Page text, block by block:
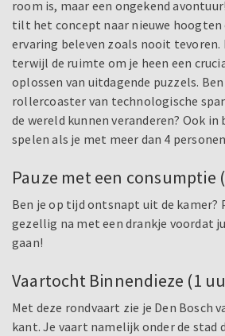
room is, maar een ongekend
tilt het concept naar nieuwe hoogten
ervaring beleven zoals nooit tevoren.
terwijl de ruimte om je heen een
oplossen van uitdagende puzzels.
rollercoaster van technologische
de wereld kunnen veranderen? Ook
spelen als je met meer dan 4
Pauze met een consumptie
Ben je op tijd ontsnapt uit de kamer?
gezellig na met een drankje voordat
gaan!
Vaartocht Binnendieze (1
Met deze rondvaart zie je Den Bosch
kant. Je vaart namelijk onder de stad